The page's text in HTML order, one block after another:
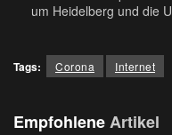
um Heidelberg und die
Tags: Corona Internet
EmpfohleneArtikel